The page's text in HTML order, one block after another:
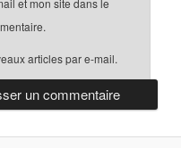
articles par e-mail.